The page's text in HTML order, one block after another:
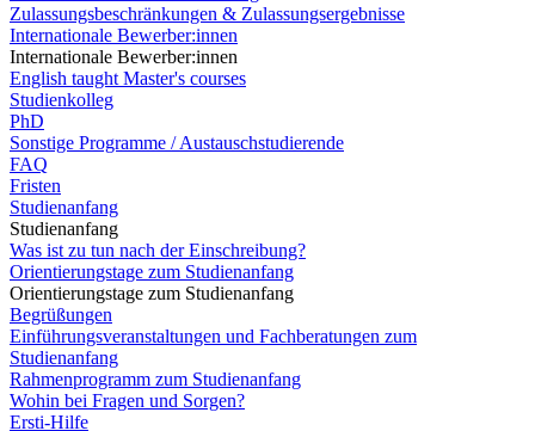
Zulassungsbeschränkungen & Zulassungsergebnisse
Internationale Bewerber:innen
Internationale Bewerber:innen
English taught Master's courses
Studienkolleg
PhD
Sonstige Programme / Austauschstudierende
FAQ
Fristen
Studienanfang
Studienanfang
Was ist zu tun nach der Einschreibung?
Orientierungstage zum Studienanfang
Orientierungstage zum Studienanfang
Begrüßungen
Einführungsveranstaltungen und Fachberatungen zum
Studienanfang
Rahmenprogramm zum Studienanfang
Wohin bei Fragen und Sorgen?
Ersti-Hilfe